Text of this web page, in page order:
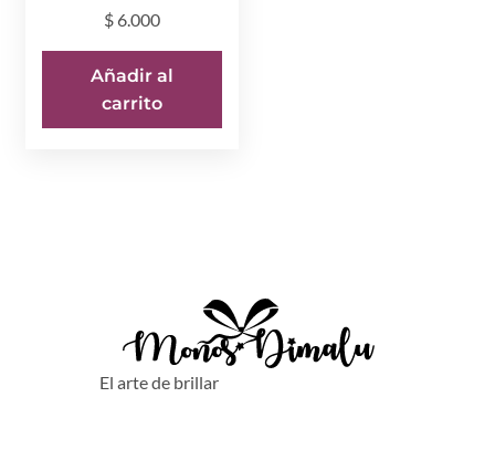
$6.000
Añadir al
carrito
El arte de brillar